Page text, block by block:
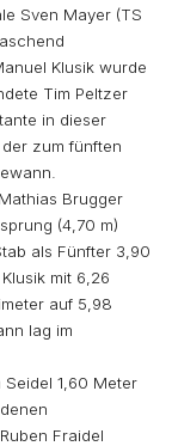
Sven Mayer (TS
Klusik wurde
Tim Peltzer
in dieser
zum fünften
Brugger
(4,70 m)
als Fünfter 3,90
mit 6,26
auf 5,98
lag im
1,60 Meter
Fraidel